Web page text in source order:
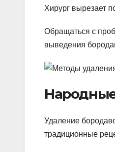
Хирург вырезает
Обращаться с
выведения
Удаление
традиционные